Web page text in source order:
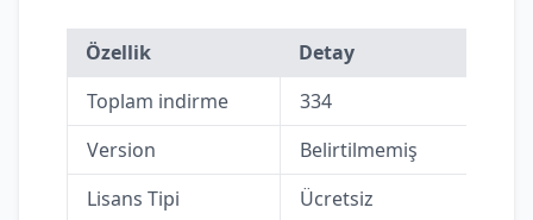
Özellik
Detay
Toplam indirme
334
Version
Belirtilmemiş
Lisans Tipi
Ücretsiz